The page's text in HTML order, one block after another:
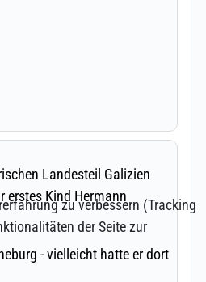
zu verbessern (Tracking
der Seite zur